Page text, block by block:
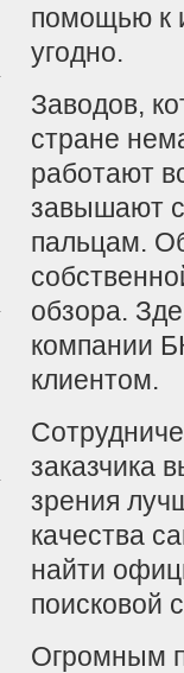
помощью к
угодно.
Заводов,
стране
работают
завышают
пальцам.
обзора.
компании
клиентом.
заказчика
зрения
качества
найти
поисковой
Огромным